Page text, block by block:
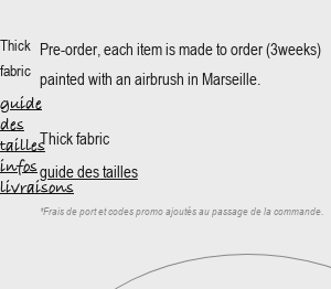
Thick
fabric
guide
des
tailles
infos
livraisons
Pre-order, each item is made to order (3weeks)
painted with an airbrush in Marseille.
Thick fabric
guide des tailles
*Frais de port et codes promo ajoutés au passage de la commande.